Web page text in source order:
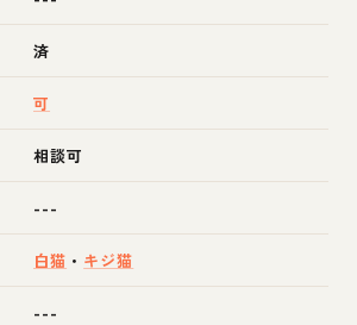
済
可
相談可
---
白猫 ・ キジ猫
---